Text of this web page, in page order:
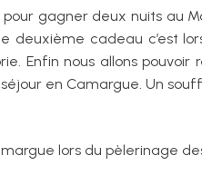
gagner deux nuits au
deuxième cadeau c’est
Enfin nous allons
en Camargue. Un
lors du pèlerinage